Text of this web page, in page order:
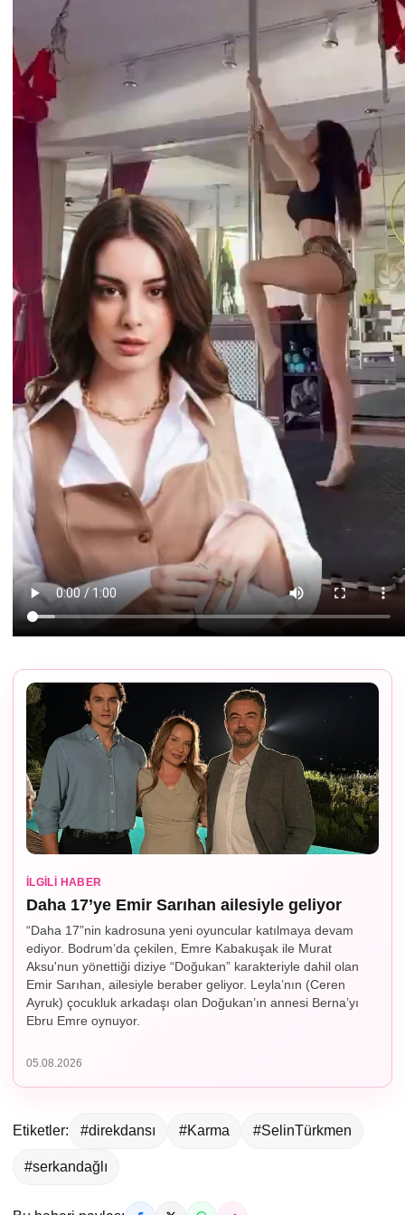
İLGILI HABER
Daha 17’ye Emir Sarıhan ailesiyle geliyor
“Daha 17”nin kadrosuna yeni oyuncular katılmaya devam
ediyor. Bodrum’da çekilen, Emre Kabakuşak ile Murat
Aksu'nun yönettiği diziye “Doğukan” karakteriyle dahil olan
Emir Sarıhan, ailesiyle beraber geliyor. Leyla’nın (Ceren
Ayruk) çocukluk arkadaşı olan Doğukan’ın annesi Berna’yı
Ebru Emre oynuyor.
05.08.2026
Etiketler: #direkdansı #Karma #SelinTürkmen
#serkandağlı